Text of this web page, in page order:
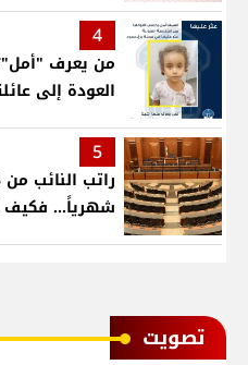
4
من يعرف
العودة إلى
5
شهرياً... فكيف
ﺗﺼﻮﻳﺖ